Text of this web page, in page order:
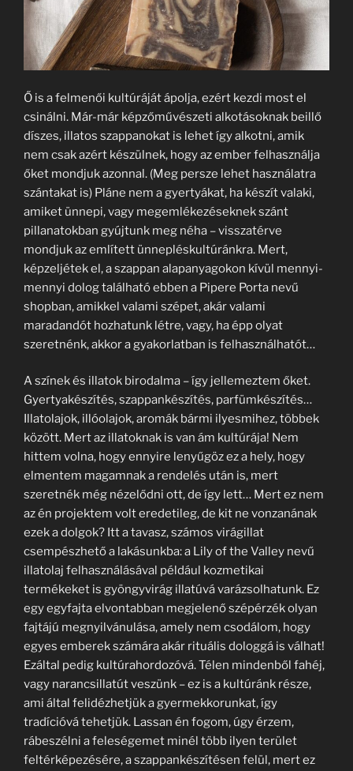
Ő is a felmenői kultúráját ápolja, ezért kezdi most el
csinálni. Már-már képzőművészeti alkotásoknak beillő
díszes, illatos szappanokat is lehet így alkotni, amik
nem csak azért készülnek, hogy az ember felhasználja
őket mondjuk azonnal. (Meg persze lehet használatra
szántakat is) Pláne nem a gyertyákat, ha készít valaki,
amiket ünnepi, vagy megemlékezéseknek szánt
pillanatokban gyújtunk meg néha – visszatérve
mondjuk az említett ünnepléskultúránkra. Mert,
képzeljétek el, a szappan alapanyagokon kívül mennyi-
mennyi dolog található ebben a Pipere Porta nevű
shopban, amikkel valami szépet, akár valami
maradandót hozhatunk létre, vagy, ha épp olyat
szeretnénk, akkor a gyakorlatban is felhasználhatót…
A színek és illatok birodalma – így jellemeztem őket.
Gyertyakészítés, szappankészítés, parfümkészítés…
Illatolajok, illóolajok, aromák bármi ilyesmihez, többek
között. Mert az illatoknak is van ám kultúrája! Nem
hittem volna, hogy ennyire lenyűgöz ez a hely, hogy
elmentem magamnak a rendelés után is, mert
szeretnék még nézelődni ott, de így lett… Mert ez nem
az én projektem volt eredetileg, de kit ne vonzanának
ezek a dolgok? Itt a tavasz, számos virágillat
csempészhető a lakásunkba: a Lily of the Valley nevű
illatolaj felhasználásával például kozmetikai
termékeket is gyöngyvirág illatúvá varázsolhatunk. Ez
egy egyfajta elvontabban megjelenő szépérzék olyan
fajtájú megnyilvánulása, amely nem csodálom, hogy
egyes emberek számára akár rituális dologgá is válhat!
Ezáltal pedig kultúrahordozóvá. Télen mindenből fahéj,
vagy narancsillatút veszünk – ez is a kultúránk része,
ami által felidézhetjük a gyermekkorunkat, így
tradícióvá tehetjük. Lassan én fogom, úgy érzem,
rábeszélni a feleségemet minél több ilyen terület
feltérképezésére, a szappankészítésen felül, mert ez